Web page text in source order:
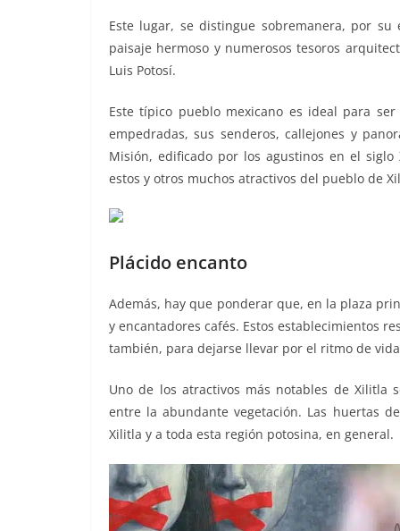
o
k
p er
Este lugar, se distingue sobremanera, por
paisaje hermoso y numerosos tesoros
Luis Potosí.
Este típico pueblo mexicano es ideal para
empedradas, sus senderos, callejones y
Misión, edificado por los agustinos en el siglo
estos y otros muchos atractivos del pueblo de
Plácido encanto
Además, hay que ponderar que, en la plaza
y encantadores cafés. Estos establecimientos
también, para dejarse llevar por el ritmo de
Uno de los atractivos más notables de Xilitla
entre la abundante vegetación. Las huertas
Xilitla y a toda esta región potosina, en general.